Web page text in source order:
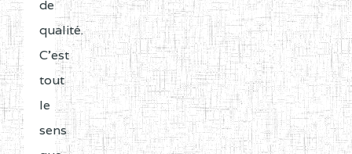
de
qualité.
C'est
tout
le
sens